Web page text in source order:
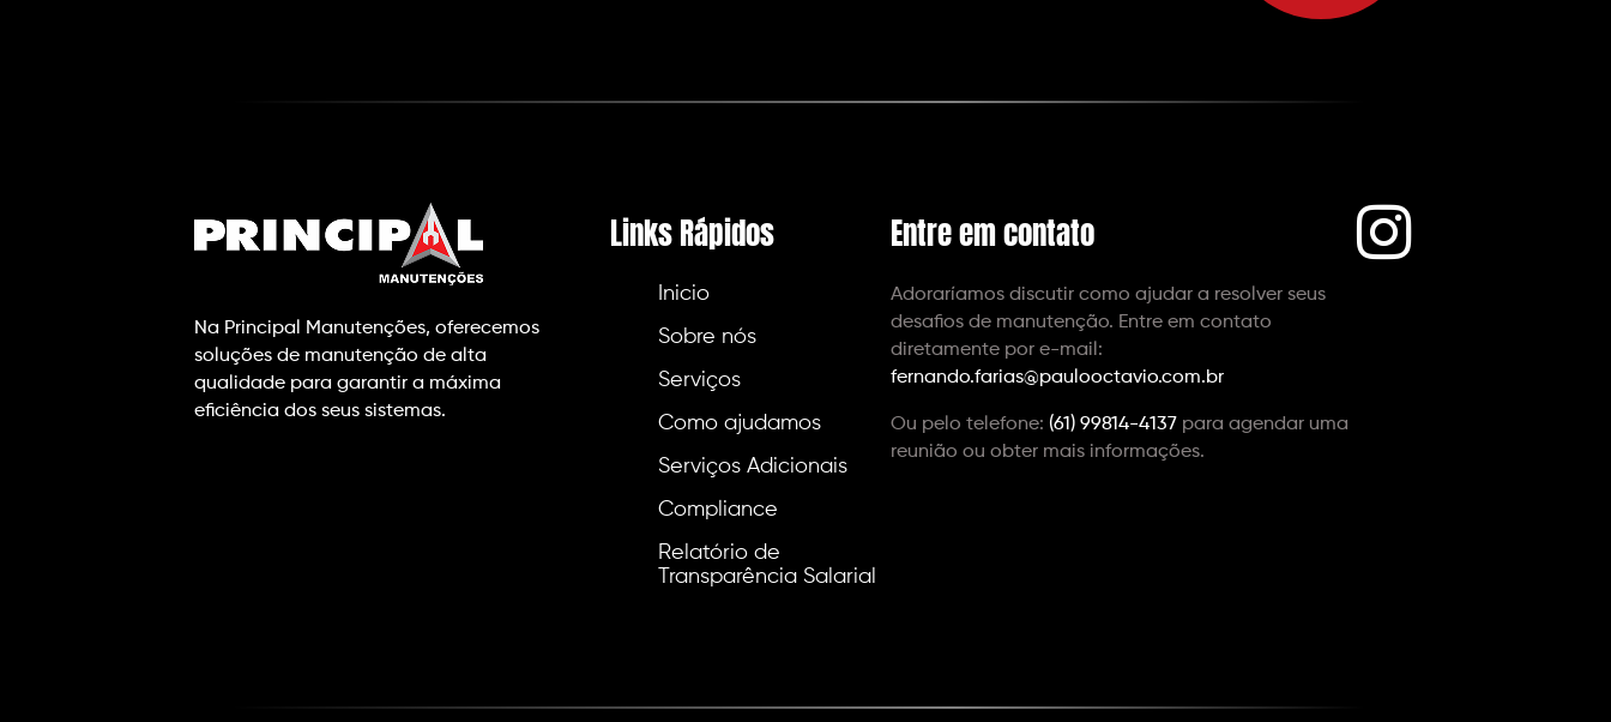
Na Principal Manutenções, oferecemos
soluções de manutenção de alta
qualidade para garantir a máxima
eficiência dos seus sistemas.
Links Rápidos
Inicio
Sobre nós
Serviços
Como ajudamos
Serviços Adicionais
Compliance
Relatório de
Transparência Salarial
Entre em contato
Adoraríamos discutir como ajudar a resolver seus
desafios de manutenção. Entre em contato
diretamente por e-mail:
fernando.farias@paulooctavio.com.br
Ou pelo telefone: (61) 99814-4137 para agendar uma
reunião ou obter mais informações.